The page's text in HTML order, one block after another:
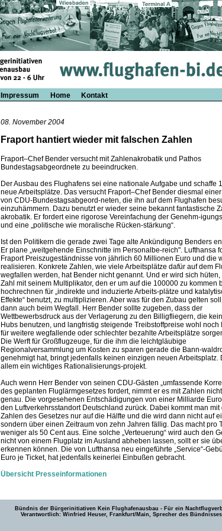
Impressum Home
Kontakt
08. November 2004
Fraport hantiert wieder mit falschen Zahlen
Fraport–Chef Bender versucht mit Zahlenakrobatik und Pathos
Bundestagsabgeordnete zu beeindrucken.
Der Ausbau des Flughafens sei eine nationale Aufgabe und schaffe
neue Arbeitsplätze. Das versucht Fraport–Chef Bender diesmal
von CDU-Bundestagsabgeord-neten, die ihn auf dem Flughafen
einzuhämmern. Dazu benutzt er wieder seine bekannt fantastische
akrobatik. Er fordert eine rigorose Vereinfachung der Genehm-
und eine „politische wie moralische Rücken-stärkung“.
Ist den Politikern die gerade zwei Tage alte Ankündigung Benders
Er plane „weitgehende Einschnitte im Personalbe-reich". Lufthansa
Fraport Preiszugeständnisse von jährlich 60 Millionen Euro und die
realisieren. Konkrete Zahlen, wie viele Arbeitsplätze dafür auf dem
wegfallen werden, hat Bender nicht genannt. Und er wird sich hüten,
Zahl mit seinem Multiplikator, den er um auf die 100000 zu kommen
hochrechnen für „indirekte und induzierte Arbeits-plätze und
Effekte“ benutzt, zu multiplizieren. Aber was für den Zubau gelten
dann auch beim Wegfall. Herr Bender sollte zugeben, dass der
Wettbewerbsdruck aus der Verlagerung zu den Billigfliegern, die
Hubs benutzen, und langfristig steigende Treibstoffpreise wohl noch
für weitere wegfallende oder schlechter bezahlte Arbeitsplätze
Die Werft für Großflugzeuge, für die ihm die leichtgläubige
Regionalversammlung um Kosten zu sparen gerade die Bann-
genehmigt hat, bringt jedenfalls keinen einzigen neuen Arbeitsplatz.
allem ein wichtiges Rationalisierungs-projekt.
Auch wenn Herr Bender von seinen CDU-Gästen „umfassende
des geplanten Fluglärmgesetzes fordert, nimmt er es mit Zahlen
genau. Die vorgesehenen Entschädigungen von einer Milliarde
den Luftverkehrsstandort Deutschland zurück. Dabei kommt man mit
Zahlen des Gesetzes nur auf die Hälfte und die wird dann nicht auf
sondern über einen Zeitraum von zehn Jahren fällig. Das macht pro
weniger als 50 Cent aus. Eine solche „Verteuerung“ wird auch den
nicht von einem Flugplatz im Ausland abheben lassen, sollt er sie
erkennen können. Die von Lufthansa neu eingeführte „Service“-
Euro je Ticket, hat jedenfalls keinerlei Einbußen gebracht.
Übersicht Presseinformationen
Bündnis der Bürgerinitiativen Kein Flughafenausbau - Für ein
Verantwortlich: Winfried Heuser, Frankfurt/Main, Sprecher des Bündnisses